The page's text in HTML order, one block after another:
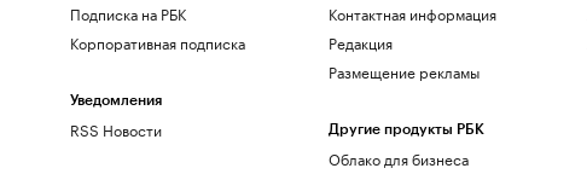
Подписка на РБК
Корпоративная подписка
Уведомления
RSS Новости
Контактная информация
Редакция
Размещение рекламы
Другие продукты РБК
Облако для бизнеса